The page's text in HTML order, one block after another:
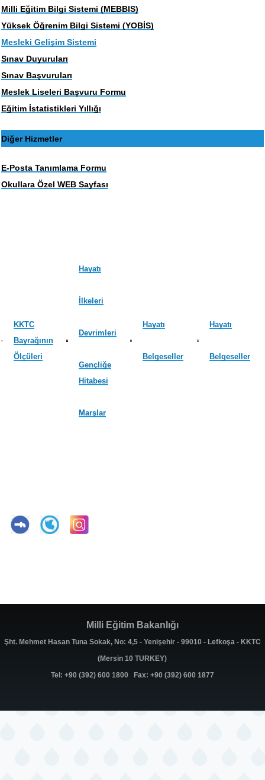
Milli Eğitim Bilgi Sistemi (MEBBIS)
Yüksek Öğrenim Bilgi Sistemi (YOBİS)
Mesleki Gelişim Sistemi
Sınav Duyuruları
Sınav Başvuruları
Meslek Liseleri Başvuru Formu
Eğitim İstatistikleri Yıllığı
Diğer Hizmetler
E-Posta Tanımlama Formu
Okullara Özel WEB Sayfası
KKTC
Bayrağının
Ölçüleri
Hayatı
İlkeleri
Devrimleri
Gençliğe
Hitabesi
Marşlar
Hayatı
Belgeseller
Hayatı
Belgeseller
Milli Eğitim Bakanlığı
Şht. Mehmet Hasan Tuna Sokak, No: 4,5 - Yenişehir - 99010 - Lefkoşa - KKTC
(Mersin 10 TURKEY)
Tel: +90 (392) 600 1800 Fax: +90 (392) 600 1877